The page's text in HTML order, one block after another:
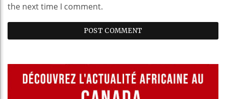
the next time I comment.